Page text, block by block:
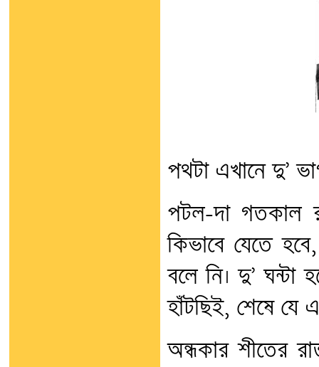
পথটা এখানে দু’
পটল-দা গতকাল
কিভাবে যেতে
বলে নি। দু’ ঘন্টা
হাঁটছিই, শেষে যে
অন্ধকার শীতের